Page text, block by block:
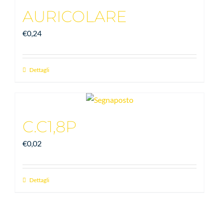
AURICOLARE
€0,24
Dettagli
C.C1,8P
€0,02
Dettagli